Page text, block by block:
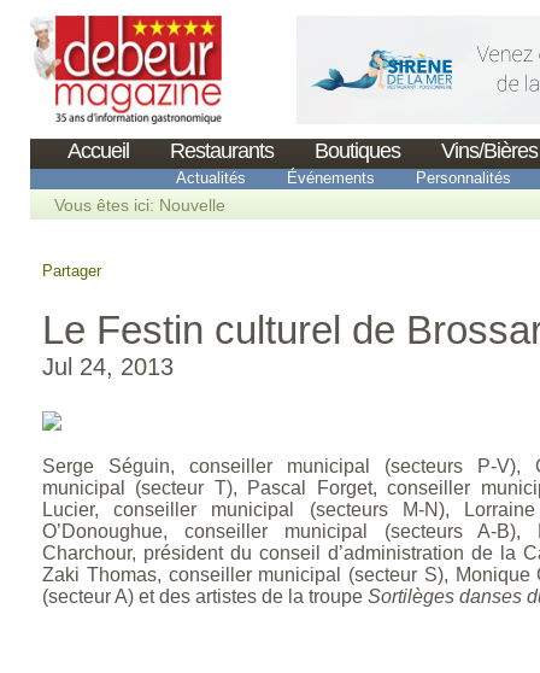
Accueil Restaurants Boutiques Vins/Bières
Actualités Événements Personnalités
Vous êtes ici: Nouvelle
Partager
Le Festin culturel de
Jul 24, 2013
Serge Séguin, conseiller municipal (secteurs P-V),
municipal (secteur T), Pascal Forget, conseiller
Lucier, conseiller municipal (secteurs M-N),
O’Donoughue, conseiller municipal (secteurs A-
Charchour, président du conseil d’administration de la
Zaki Thomas, conseiller municipal (secteur S),
(secteur A) et des artistes de la troupe Sortilèges danses